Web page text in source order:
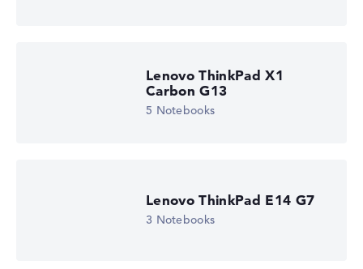
Lenovo ThinkPad X1
Carbon G13
5 Notebooks
Lenovo ThinkPad E14 G7
3 Notebooks